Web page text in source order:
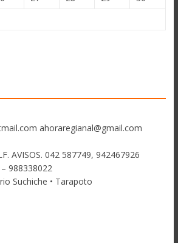
ahoraregianal@gmail.com
AVISOS. 042 587749, 942467926
988338022
Suchiche • Tarapoto